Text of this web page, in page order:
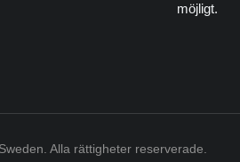
möjligt.
Alla rättigheter reserverade.